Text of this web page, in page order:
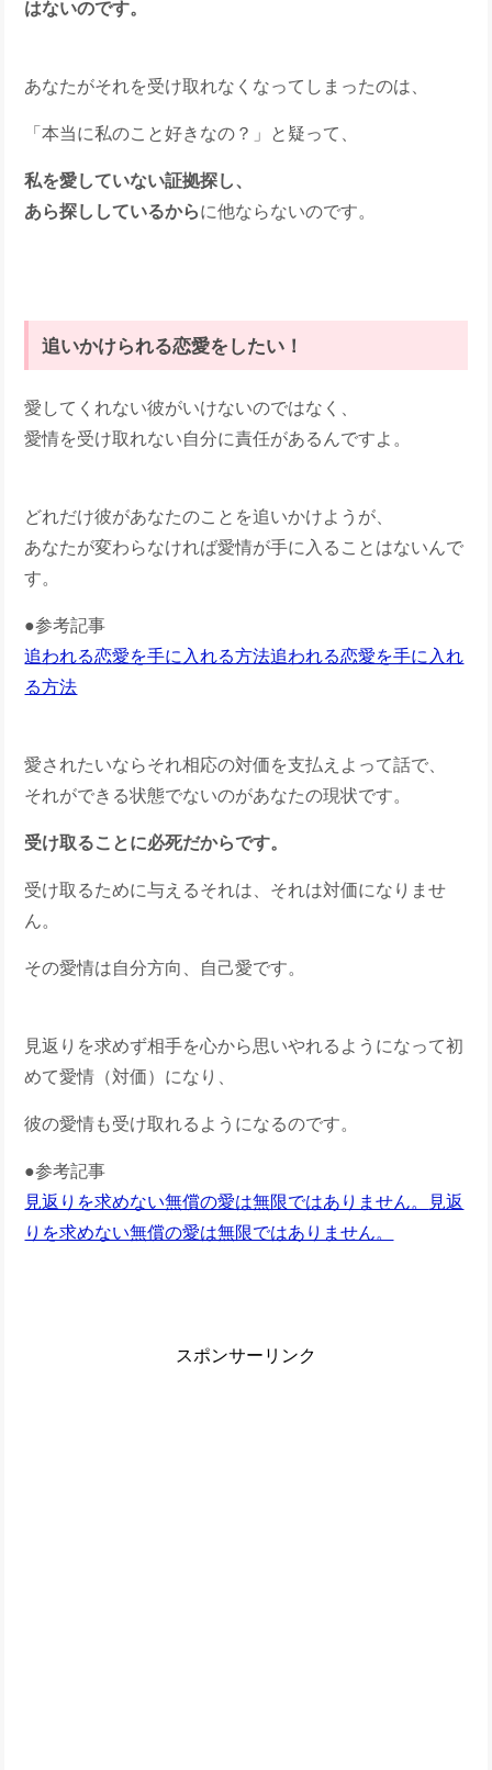
はないのです。
あなたがそれを受け取れなくなってしまったのは、
「本当に私のこと好きなの？」と疑って、
私を愛していない証拠探し、
あら探ししているからに他ならないのです。
追いかけられる恋愛をしたい！
愛してくれない彼がいけないのではなく、
愛情を受け取れない自分に責任があるんですよ。
どれだけ彼があなたのことを追いかけようが、
あなたが変わらなければ愛情が手に入ることはないんで
す。
●参考記事
追われる恋愛を手に入れる方法追われる恋愛を手に入れ
る方法
愛されたいならそれ相応の対価を支払えよって話で、
それができる状態でないのがあなたの現状です。
受け取ることに必死だからです。
受け取るために与えるそれは、それは対価になりませ
ん。
その愛情は自分方向、自己愛です。
見返りを求めず相手を心から思いやれるようになって初
めて愛情（対価）になり、
彼の愛情も受け取れるようになるのです。
●参考記事
見返りを求めない無償の愛は無限ではありません。
見返
りを求めない無償の愛は無限ではありません。
スポンサーリンク